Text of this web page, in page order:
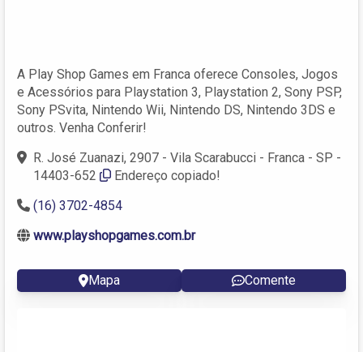
A Play Shop Games em Franca oferece Consoles, Jogos
e Acessórios para Playstation 3, Playstation 2, Sony PSP,
Sony PSvita, Nintendo Wii, Nintendo DS, Nintendo 3DS e
outros. Venha Conferir!
R. José Zuanazi, 2907 - Vila Scarabucci - Franca - SP -
14403-652
Endereço copiado!
(16) 3702-4854
www.playshopgames.com.br
Mapa Comente